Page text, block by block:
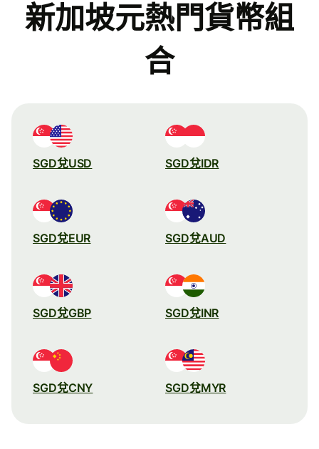
新加坡元熱門貨幣組
合
SGD兌USD SGD兌IDR
SGD兌EUR SGD兌AUD
SGD兌GBP SGD兌INR
SGD兌CNY SGD兌MYR